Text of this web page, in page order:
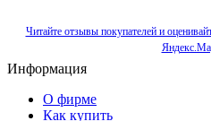
Читайте отзывы покупателей и
Информация
О фирме
Как купить